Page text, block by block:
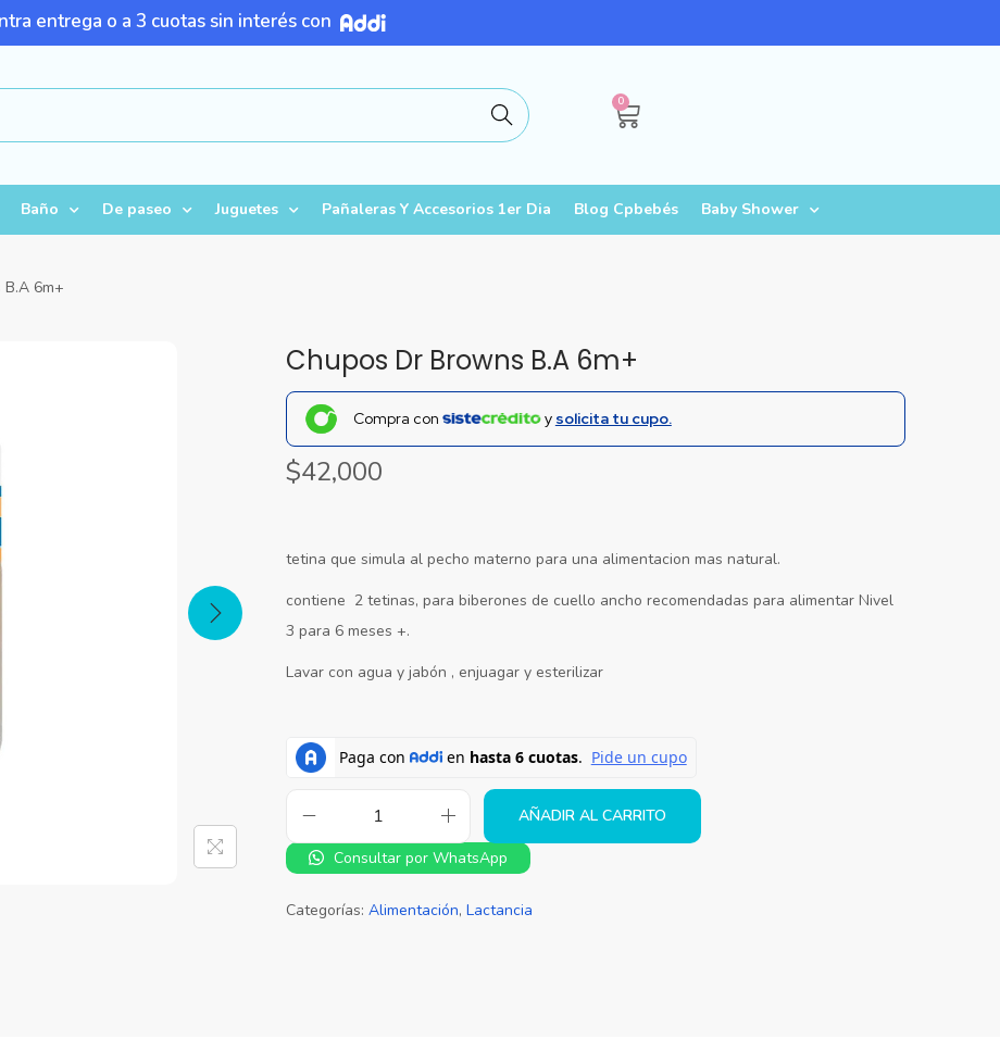
entrega o a 3 cuotas sin interés con
Buscar
0
Baño De paseo Juguetes Pañaleras Y Accesorios 1er Dia Blog Cpbebés Baby Shower
6m+
Chupos Dr Browns B.A 6m+
Compra con y solicita tu cupo.
$42,000
tetina que simula al pecho materno para una alimentacion mas natural.
contiene 2 tetinas, para biberones de cuello ancho recomendadas para alimentar Nivel
3 para 6 meses +.
Lavar con agua y jabón , enjuagar y esterilizar
AÑADIR AL CARRITO
Consultar por WhatsApp
Categorías: Alimentación, Lactancia